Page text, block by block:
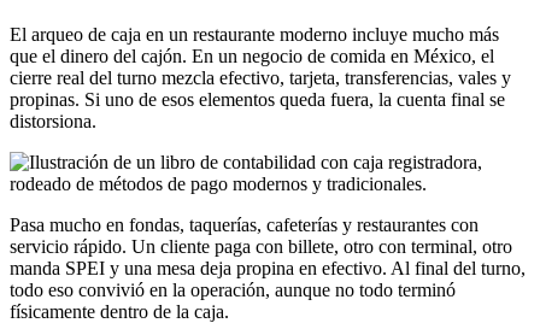
El arqueo de caja en un restaurante moderno incluye mucho más
que el dinero del cajón. En un negocio de comida en México, el
cierre real del turno mezcla efectivo, tarjeta, transferencias, vales y
propinas. Si uno de esos elementos queda fuera, la cuenta final se
distorsiona.
Pasa mucho en fondas, taquerías, cafeterías y restaurantes con
servicio rápido. Un cliente paga con billete, otro con terminal, otro
manda SPEI y una mesa deja propina en efectivo. Al final del turno,
todo eso convivió en la operación, aunque no todo terminó
físicamente dentro de la caja.